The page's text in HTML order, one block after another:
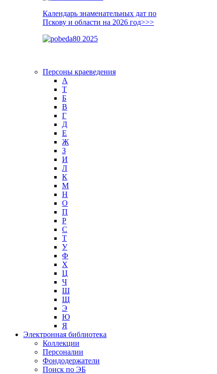
Календарь знаменательных дат по
Пскову и области на 2026 год>>>
Персоны краеведения
А
T
Б
В
Г
Д
Е
Ж
З
И
Л
К
М
Н
О
П
Р
С
Т
У
Ф
Х
Ц
Ч
Ш
Щ
Э
Ю
Я
Электронная библиотека
Коллекции
Персоналии
Фондодержатели
Поиск по ЭБ